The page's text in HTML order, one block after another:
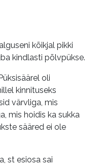
kõikjal pikki
kindlasti põlvpükse.
oli
kinnituseks
värvliga, mis
mis hoidis ka sukka
sääred ei ole
st esiosa sai